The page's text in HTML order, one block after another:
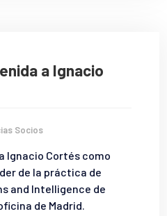
a Ignacio
Socios
Ignacio Cortés como
de la práctica de
and Intelligence de
de Madrid.